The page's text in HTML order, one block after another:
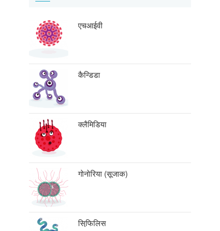
एचआईवी
कैन्डिडा
क्लैमिडिया
गोनोरिया (सूजाक)
सिफि़लिस